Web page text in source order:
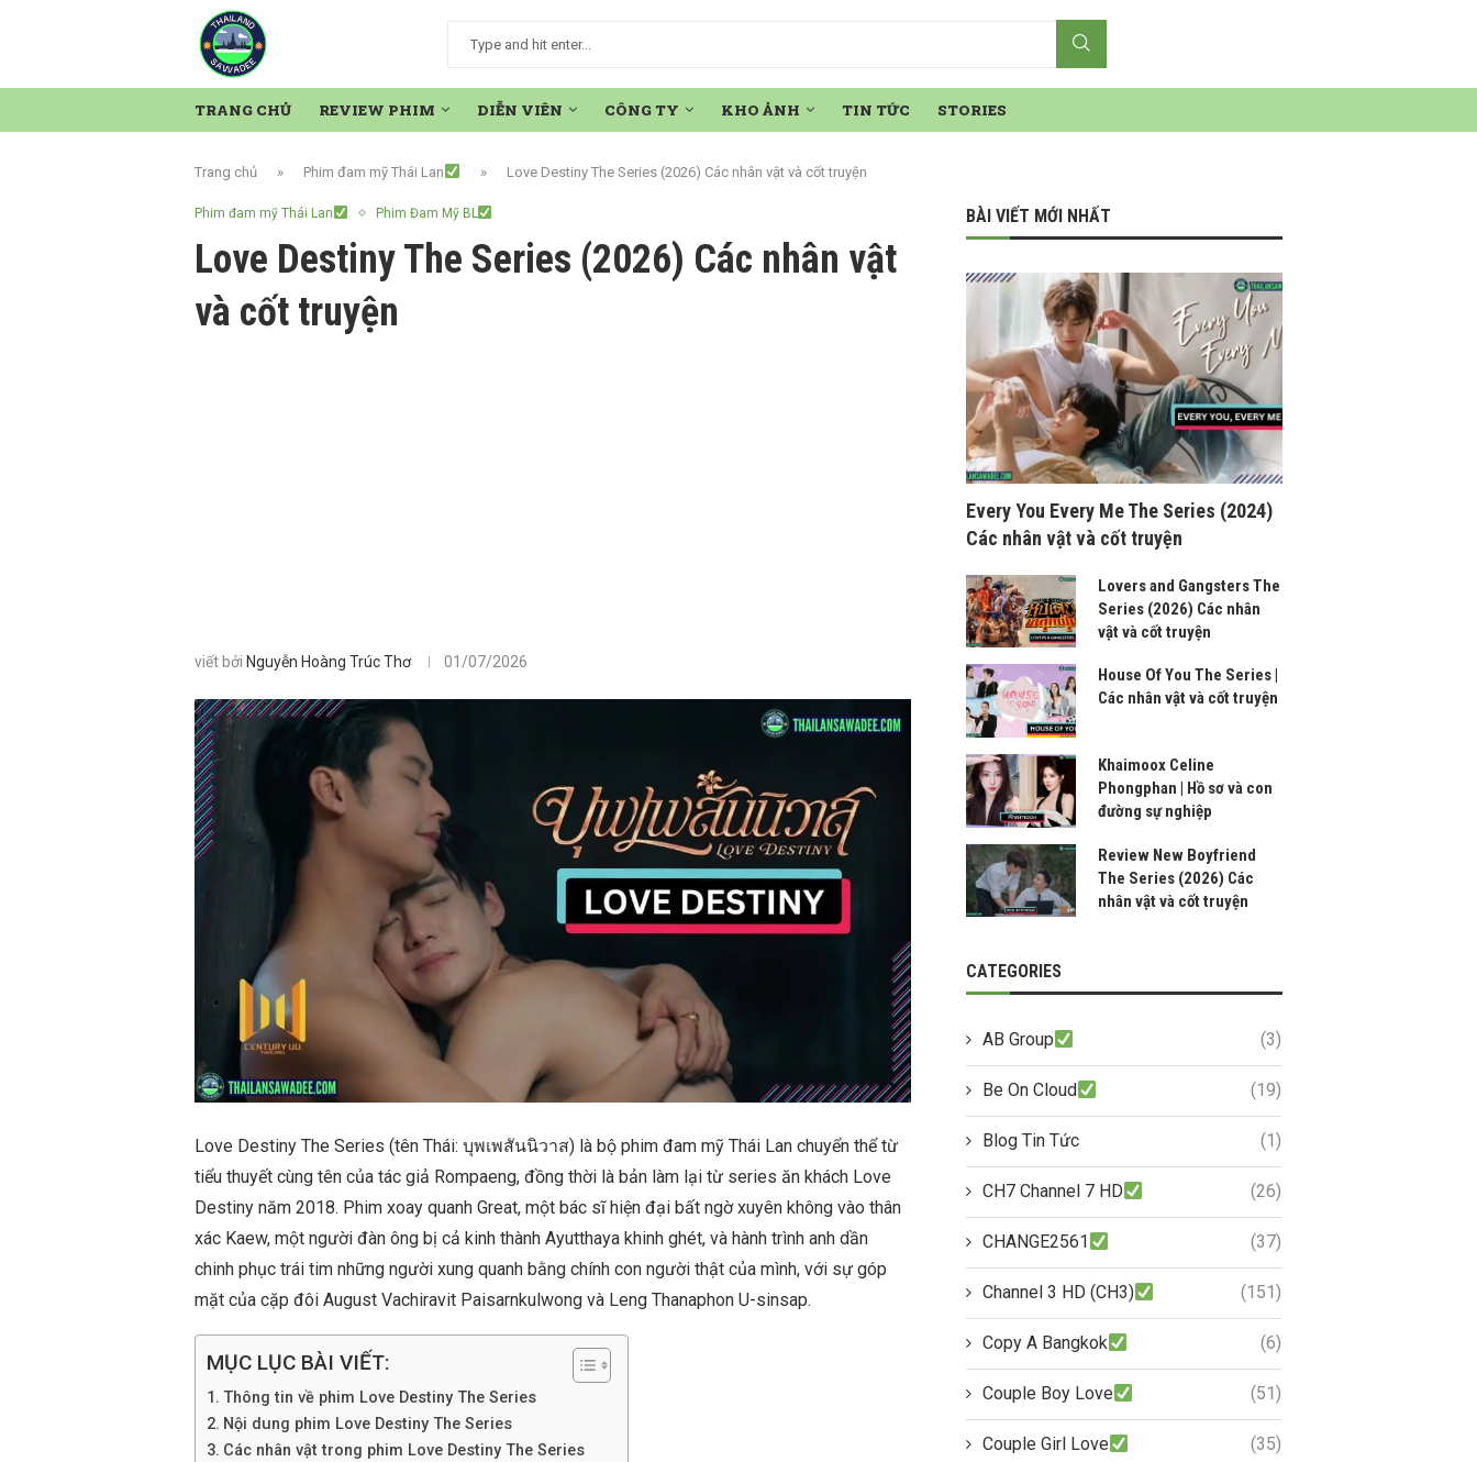
TRANG CHỦ REVIEW PHIM DIỄN VIÊN CÔNG TY KHO ẢNH TIN TỨC STORIES
Trang chủ » Phim đam mỹ Thái Lan » Love Destiny The Series (2026) Các nhân vật và cốt truyện
Phim đam mỹ Thái Lan Phim Đam Mỹ BL
Love Destiny The Series (2026) Các nhân vật
và cốt truyện
viết bởi Nguyễn Hoàng Trúc Thơ 01/07/2026
Love Destiny The Series (tên Thái: บุพเพสันนิวาส) là bộ phim đam mỹ Thái Lan chuyển thể từ
tiểu thuyết cùng tên của tác giả Rompaeng, đồng thời là bản làm lại từ series ăn khách Love
Destiny năm 2018. Phim xoay quanh Great, một bác sĩ hiện đại bất ngờ xuyên không vào thân
xác Kaew, một người đàn ông bị cả kinh thành Ayutthaya khinh ghét, và hành trình anh dần
chinh phục trái tim những người xung quanh bằng chính con người thật của mình, với sự góp
mặt của cặp đôi August Vachiravit Paisarnkulwong và Leng Thanaphon U-sinsap.
MỤC LỤC BÀI VIẾT:
Thông tin về phim Love Destiny The Series
Nội dung phim Love Destiny The Series
Các nhân vật trong phim Love Destiny The Series
BÀI VIẾT MỚI NHẤT
Every You Every Me The Series (2024)
Các nhân vật và cốt truyện
Lovers and Gangsters The
Series (2026) Các nhân
vật và cốt truyện
House Of You The Series |
Các nhân vật và cốt truyện
Khaimoox Celine
Phongphan | Hồ sơ và con
đường sự nghiệp
Review New Boyfriend
The Series (2026) Các
nhân vật và cốt truyện
CATEGORIES
AB Group (3)
Be On Cloud (19)
Blog Tin Tức (1)
CH7 Channel 7 HD (26)
CHANGE2561 (37)
Channel 3 HD (CH3) (151)
Copy A Bangkok (6)
Couple Boy Love (51)
Couple Girl Love (35)